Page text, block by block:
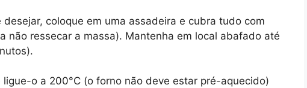
coloque em uma assadeira e cubra tudo com
não ressecar a massa). Mantenha em local abafado até
o a 200°C (o forno não deve estar pré-aquecido)